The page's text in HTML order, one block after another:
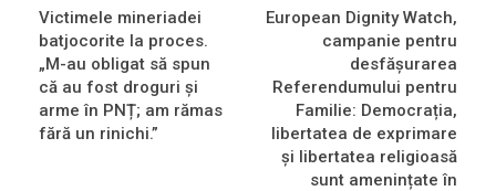
Victimele mineriadei
batjocorite la proces.
„M-au obligat să spun
că au fost droguri și
arme în PNȚ; am rămas
fără un rinichi.”
European Dignity Watch,
campanie pentru
desfășurarea
Referendumului pentru
Familie: Democrația,
libertatea de exprimare
și libertatea religioasă
sunt amenințate în